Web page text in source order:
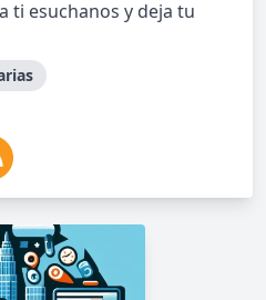
ti esuchanos y deja tu